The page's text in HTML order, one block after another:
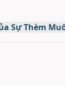
Sự Thèm